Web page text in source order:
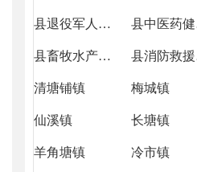
县退役军人事务局
县畜牧水产事务中心
清塘铺镇 梅城镇
仙溪镇 长塘镇
羊角塘镇 冷市镇